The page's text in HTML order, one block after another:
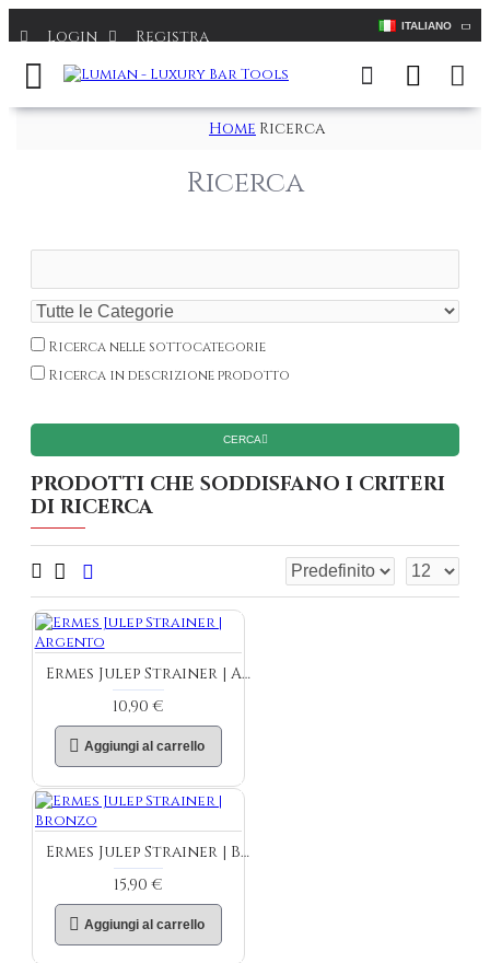
Login Registra
ITALIANO
Home Ricerca
Ricerca
Ricerca nelle sottocategorie
Ricerca in descrizione prodotto
CERCA
PRODOTTI CHE SODDISFANO I CRITERI
DI RICERCA
Ermes Julep Strainer | Argento
10,90 €
Aggiungi al carrello
Ermes Julep Strainer | Bronzo
15,90 €
Aggiungi al carrello